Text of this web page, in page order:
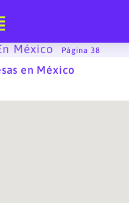
México Página 38
en México